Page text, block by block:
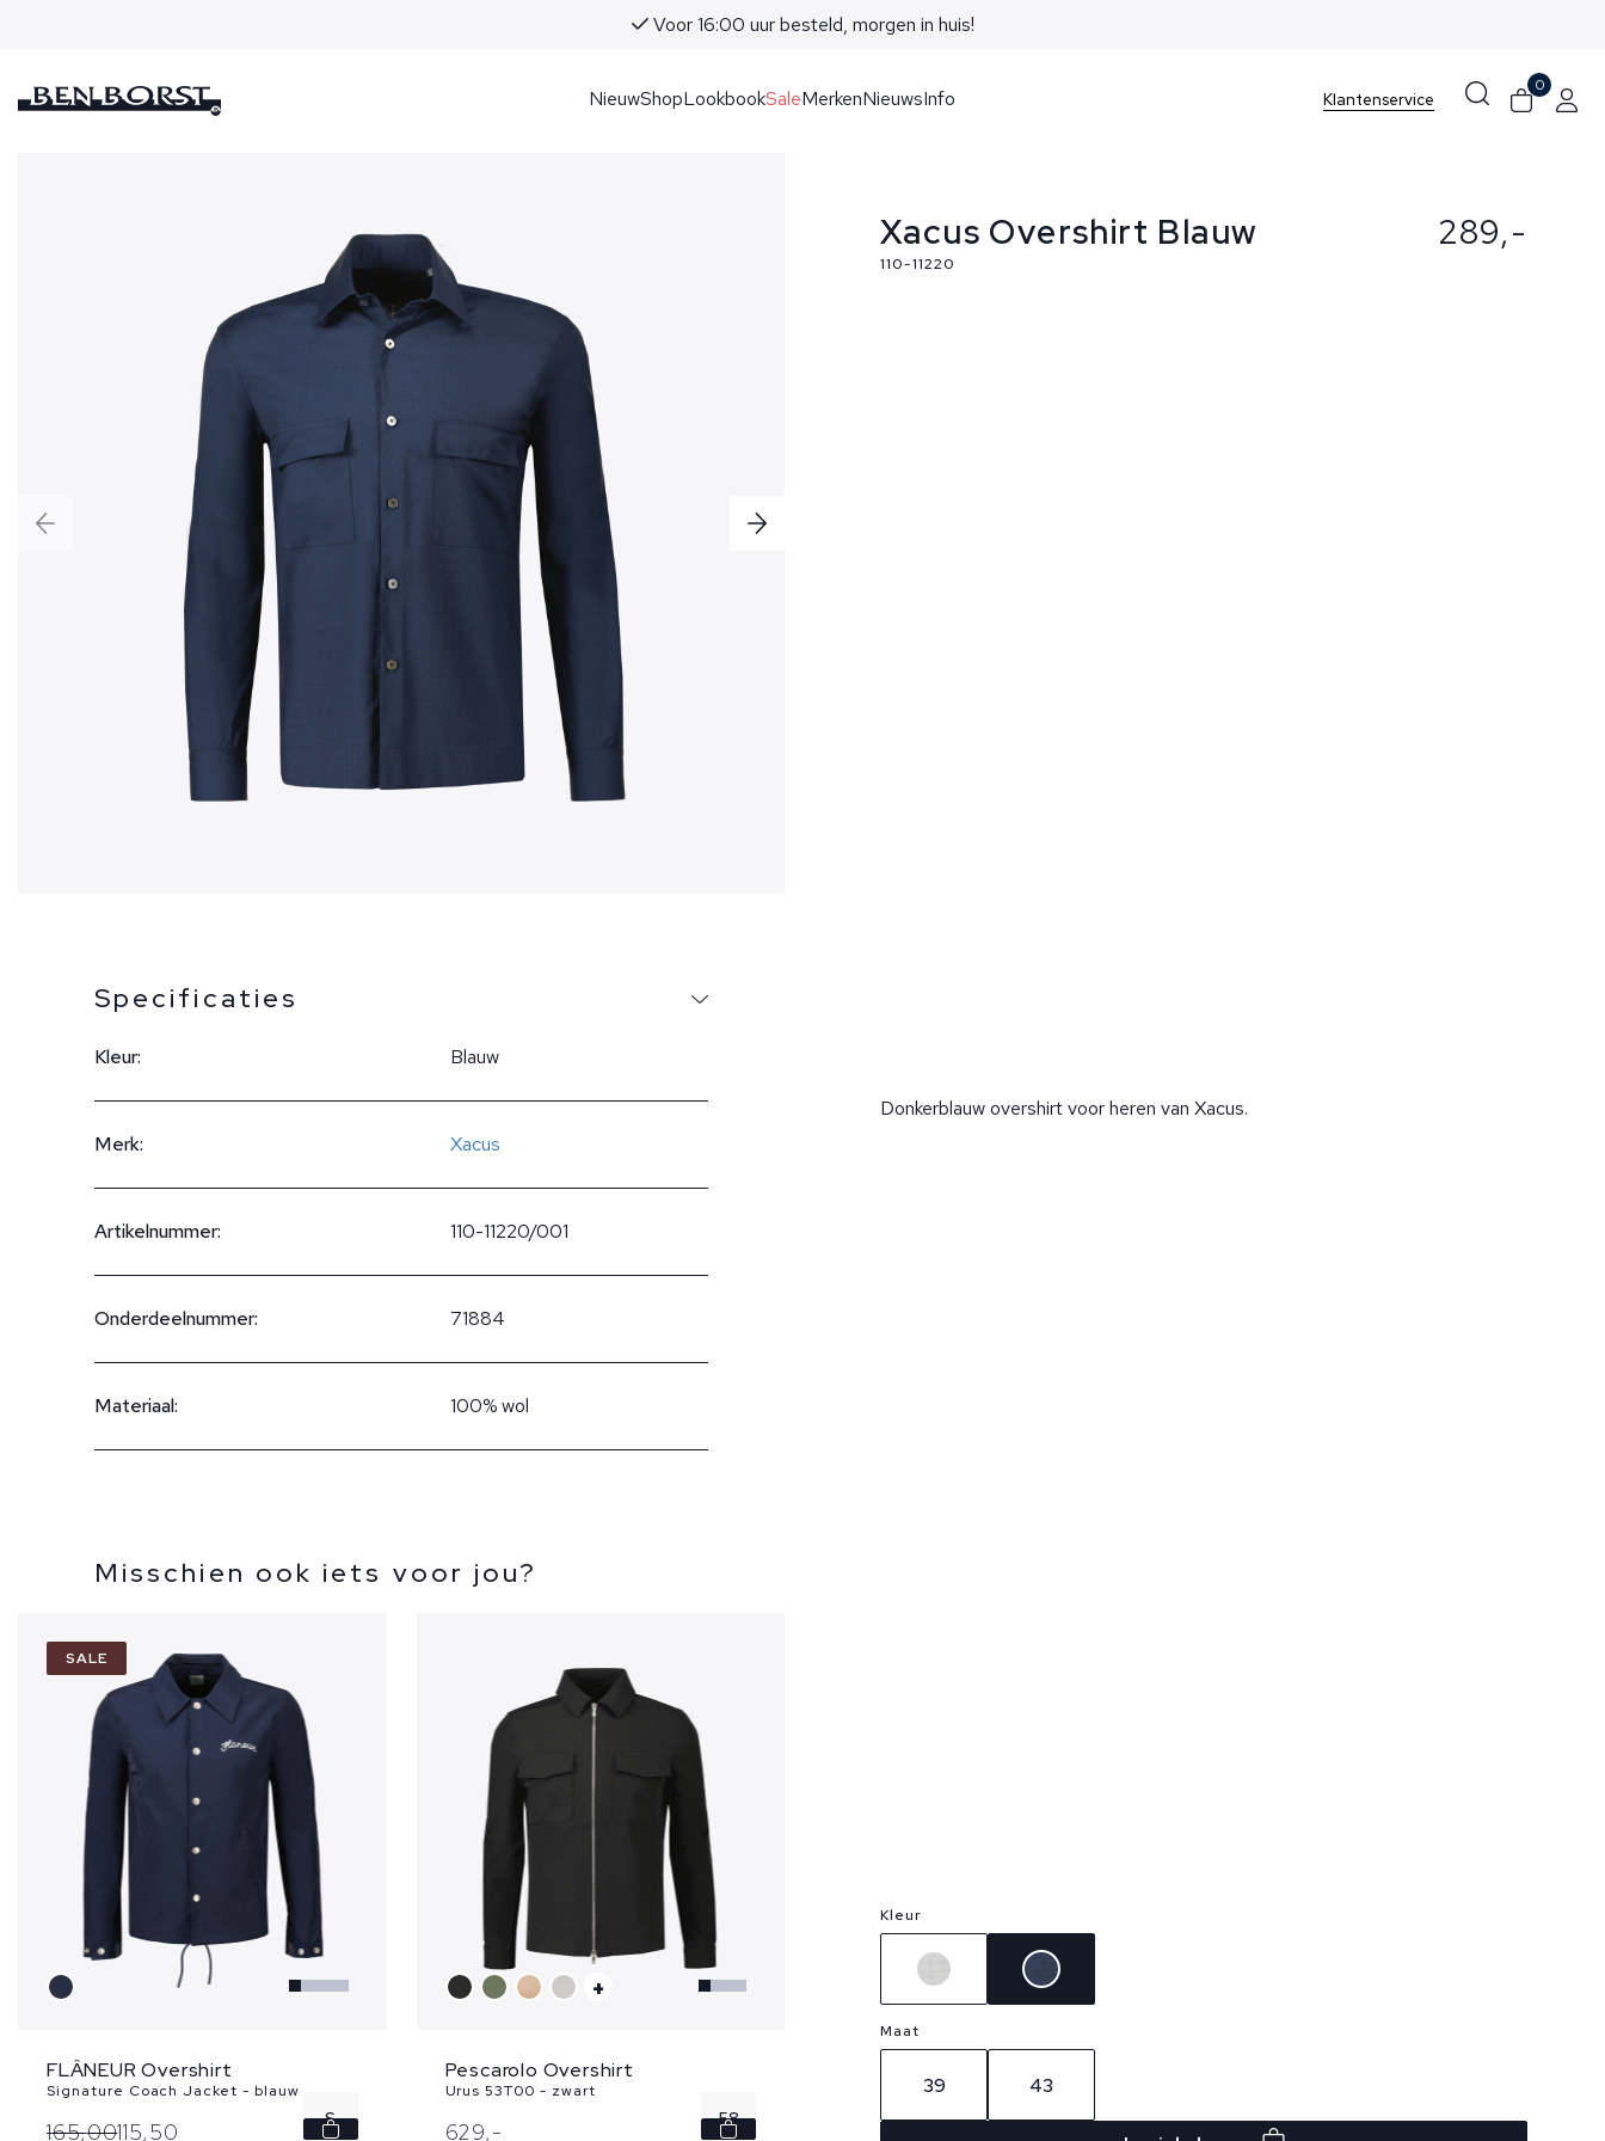
Voor 16:00 uur besteld, morgen in huis!
NieuwShopLookbookSaleMerkenNieuwsInfo Klantenservice
0
Specificaties
Kleur: Blauw
Merk: Xacus
Artikelnummer: 110-11220/001
Onderdeelnummer: 71884
Materiaal: 100% wol
Misschien ook iets voor jou?
SALE
FLÂNEUR Overshirt
Signature Coach Jacket - blauw
165,00115,50 S
+
Pescarolo Overshirt
Urus 53T00 - zwart
629,- 58
Xacus Overshirt Blauw
110-11220
Donkerblauw overshirt voor heren van Xacus.
289,-
Kleur
Maat
39 43